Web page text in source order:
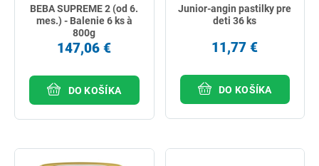
BEBA SUPREME 2 (od 6.
mes.) - Balenie 6 ks à
800g
147,06 €
DO KOŠÍKA
Junior-angin pastilky pre
deti 36 ks
11,77 €
DO KOŠÍKA